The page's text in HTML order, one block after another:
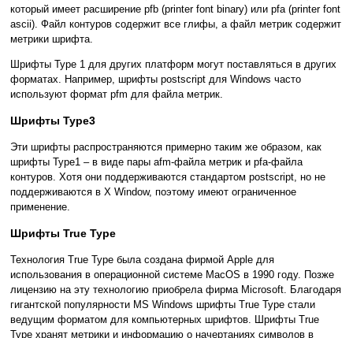
который имеет расширение pfb (printer font binary) или pfa (printer font
ascii). Файл контуров содержит все глифы, а файл метрик содержит
метрики шрифта.
Шрифты Type 1 для других платформ могут поставляться в других
форматах. Например, шрифты postscript для Windows часто
используют формат pfm для файла метрик.
Шрифты Type3
Эти шрифты распространяются примерно таким же образом, как
шрифты Type1 – в виде пары afm-файла метрик и pfa-файла
контуров. Хотя они поддерживаются стандартом postscript, но не
поддерживаются в X Window, поэтому имеют ограниченное
применение.
Шрифты True Type
Технология True Type была создана фирмой Apple для
использования в операционной системе MacOS в 1990 году. Позже
лицензию на эту технологию приобрела фирма Microsoft. Благодаря
гигантской популярности MS Windows шрифты True Type стали
ведущим форматом для компьютерных шрифтов. Шрифты True
Type хранят метрики и информацию о начертаниях символов в